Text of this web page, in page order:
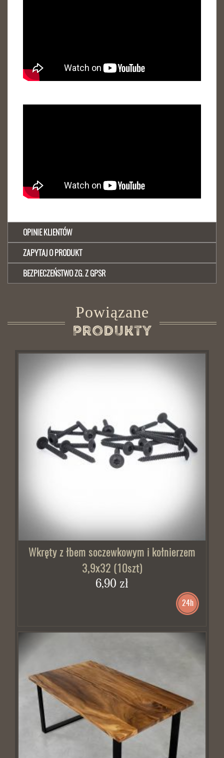
OPINIE KLIENTÓW
ZAPYTAJ O PRODUKT
BEZPIECZEŃSTWO ZG. Z GPSR
Powiązane
Produkty
Wkręty z łbem soczewkowym i kołnierzem
3,9x32 (10szt)
6,90 zł
24h